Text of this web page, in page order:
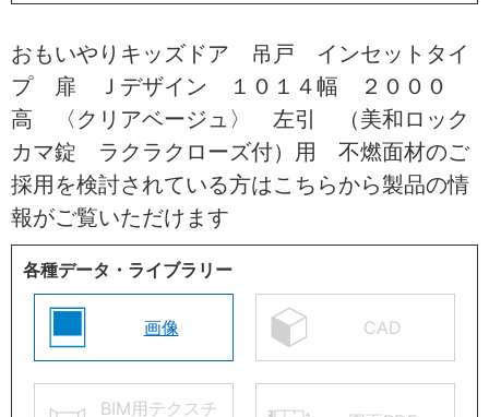
おもいやりキッズドア 吊戸 インセットタイ
プ 扉 Ｊデザイン １０１４幅 ２０００
高 〈クリアベージュ〉 左引 （美和ロック
カマ錠 ラクラクローズ付）用 不燃面材のご
採用を検討されている方はこちらから製品の情
報がご覧いただけます
各種データ・ライブラリー
画像 CAD
BIM用テクスチ